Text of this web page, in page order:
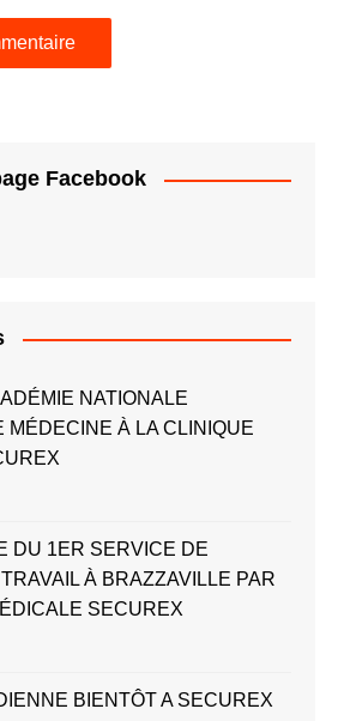
Facebook
NATIONALE
MÉDECINE À LA CLINIQUE
DU 1ER SERVICE DE
À BRAZZAVILLE PAR
SECUREX
BIENTÔT A SECUREX